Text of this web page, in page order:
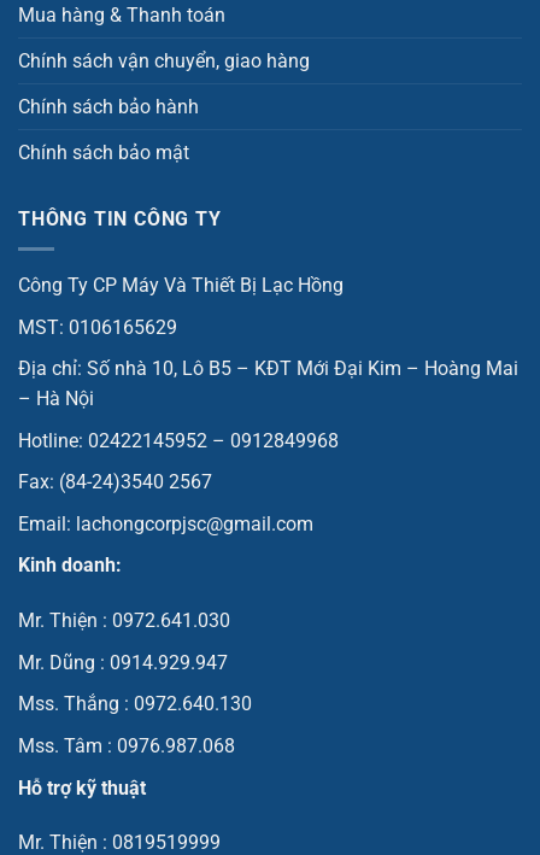
Mua hàng & Thanh toán
Chính sách vận chuyển, giao hàng
Chính sách bảo hành
Chính sách bảo mật
THÔNG TIN CÔNG TY
Công Ty CP Máy Và Thiết Bị Lạc Hồng
MST: 0106165629
Địa chỉ: Số nhà 10, Lô B5 – KĐT Mới Đại Kim – Hoàng Mai
– Hà Nội
Hotline: 02422145952 – 0912849968
Fax: (84-24)3540 2567
Email: lachongcorpjsc@gmail.com
Kinh doanh:
Mr. Thiện : 0972.641.030
Mr. Dũng : 0914.929.947
Mss. Thắng : 0972.640.130
Mss. Tâm : 0976.987.068
Hỗ trợ kỹ thuật
Mr. Thiện : 0819519999